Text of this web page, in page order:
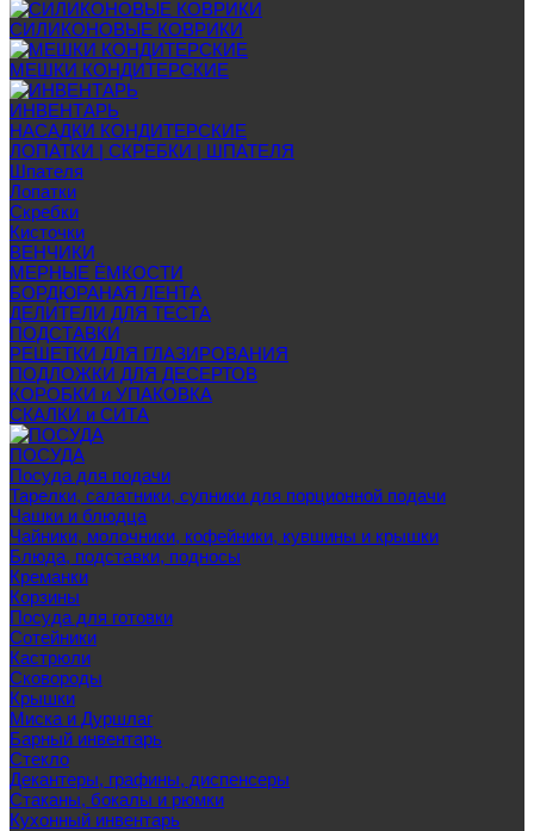
СИЛИКОНОВЫЕ КОВРИКИ
МЕШКИ КОНДИТЕРСКИЕ
ИНВЕНТАРЬ
НАСАДКИ КОНДИТЕРСКИЕ
ЛОПАТКИ | СКРЕБКИ | ШПАТЕЛЯ
Шпателя
Лопатки
Скребки
Кисточки
ВЕНЧИКИ
МЕРНЫЕ ЁМКОСТИ
БОРДЮРАНАЯ ЛЕНТА
ДЕЛИТЕЛИ ДЛЯ ТЕСТА
ПОДСТАВКИ
РЕШЕТКИ ДЛЯ ГЛАЗИРОВАНИЯ
ПОДЛОЖКИ ДЛЯ ДЕСЕРТОВ
КОРОБКИ и УПАКОВКА
СКАЛКИ и СИТА
ПОСУДА
Посуда для подачи
Тарелки, салатники, супники для порционной подачи
Чашки и блюдца
Чайники, молочники, кофейники, кувшины и крышки
Блюда, подставки, подносы
Креманки
Корзины
Посуда для готовки
Сотейники
Кастрюли
Сковороды
Крышки
Миска и Дуршлаг
Барный инвентарь
Стекло
Декантеры, графины, диспенсеры
Стаканы, бокалы и рюмки
Кухонный инвентарь